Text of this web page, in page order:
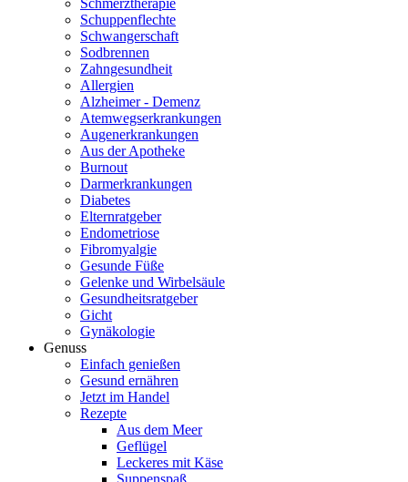
Schmerztherapie
Schuppenflechte
Schwangerschaft
Sodbrennen
Zahngesundheit
Allergien
Alzheimer - Demenz
Atemwegserkrankungen
Augenerkrankungen
Aus der Apotheke
Burnout
Darmerkrankungen
Diabetes
Elternratgeber
Endometriose
Fibromyalgie
Gesunde Füße
Gelenke und Wirbelsäule
Gesundheitsratgeber
Gicht
Gynäkologie
Genuss
Einfach genießen
Gesund ernähren
Jetzt im Handel
Rezepte
Aus dem Meer
Geflügel
Leckeres mit Käse
Suppenspaß